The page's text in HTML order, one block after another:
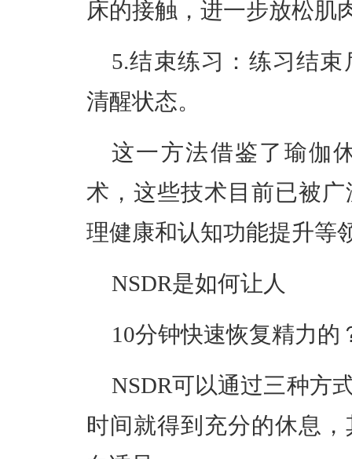
床的接触，进一步放松肌
5.结束练习： 练习结束
清醒状态。
这一方法借鉴了瑜伽
术 ，这些技术目前已被
理健康和认知功能提升等
NSDR是如何让人
10分钟快速恢复精力的
NSDR可以通过三种方
时间就得到充分的休息，